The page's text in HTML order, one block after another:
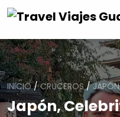
INICIO/CRUCEROS/
Japón,